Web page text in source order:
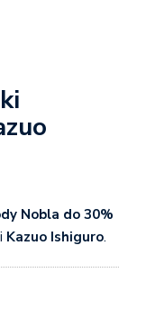
Nobla do 30%
Kazuo Ishiguro.